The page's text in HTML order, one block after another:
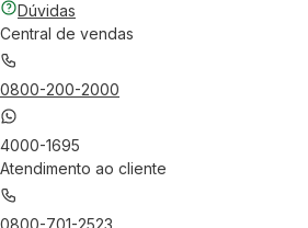
Dúvidas
Central de vendas
0800-200-2000
4000-1695
Atendimento ao cliente
0800-701-2523